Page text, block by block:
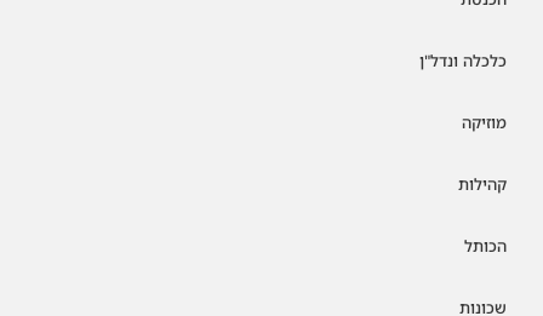
כלכלה ונדל"ן
מוזיקה
קהילות
הכותל
שכונות